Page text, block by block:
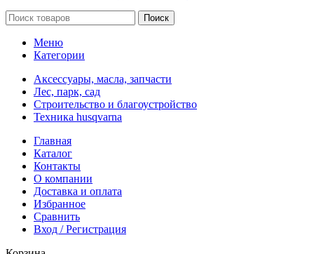
Поиск
Меню
Категории
Аксессуары, масла, запчасти
Лес, парк, сад
Строительство и благоустройство
Техника husqvarna
Главная
Каталог
Контакты
О компании
Доставка и оплата
Избранное
Сравнить
Вход / Регистрация